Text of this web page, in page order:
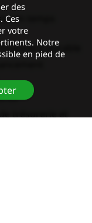
en temps
durable
des
Ces
votre
Notre
en pied de